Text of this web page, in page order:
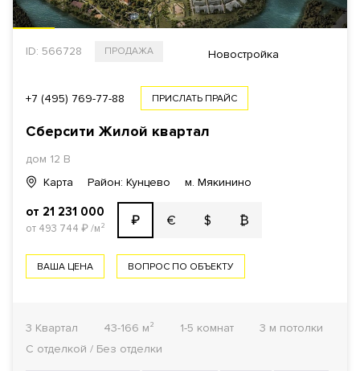
ID: 566728 ПРОДАЖА Новостройка
+7 (495) 769-77-88 ПРИСЛАТЬ ПРАЙС
Сберсити Жилой квартал
дом 12 В
Карта
Район: Кунцево м. Мякинино
от 21 231 000
от 493 744 ₽/м² ₽ € $ ₿
ВАША ЦЕНА ВОПРОС ПО ОБЪЕКТУ
3 Квартал 43-166 м² 1-5 комнат
3 м потолки
С отделкой / Без отделки